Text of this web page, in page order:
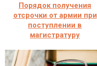
Порядок получения
отсрочки от армии при
поступлении в
магистратуру